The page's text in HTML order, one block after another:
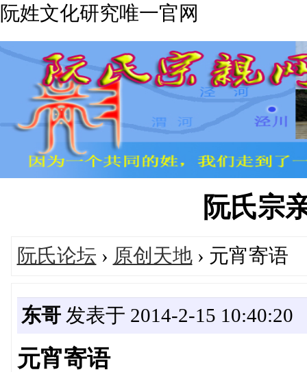
阮姓文化研究唯一官网
阮氏宗
阮氏论坛 › 原创天地› 元宵寄语
东哥发表于 2014-2-15 10:40:20
元宵寄语